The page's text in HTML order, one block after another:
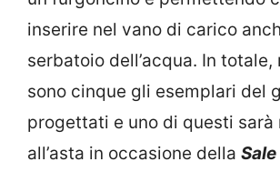
inserire nel vano di carico
serbatoio dell’acqua. In totale,
sono cinque gli esemplari del
progettati e uno di questi sarà
all’asta in occasione della Sale